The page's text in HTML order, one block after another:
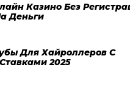
Казино Без
Деньги
Для Хайроллеров С
2025